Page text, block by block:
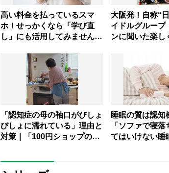
高い料金を払っているスマ
ホ！せっかくなら「学び直
し」にも活用してみません
や活用方法を家事＆節約アド
バイザーがアドバイス
大阪発！自称“
イドルグループ
ンに聞いた楽し
「認知症の母の袖口がびしょ
びしょに濡れている」理由と
対策｜「100円ショップのア
睡眠の質は認知
「ソファで寝
てはいけない睡